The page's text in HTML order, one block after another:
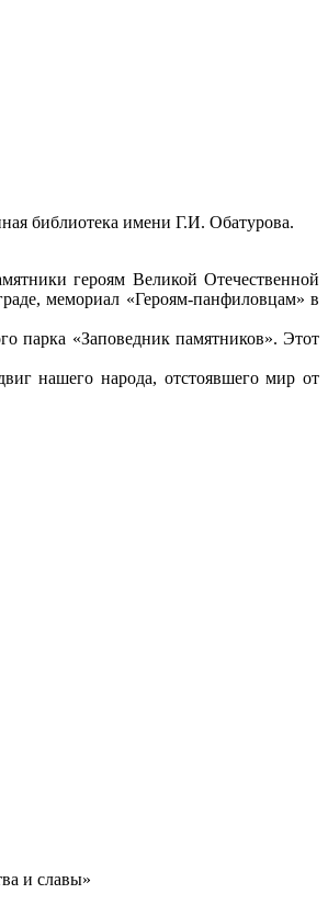
библиотека имени Г.И. Обатурова.
героям Великой Отечественной
мемориал «Героям-панфиловцам» в
парка «Заповедник памятников». Этот
нашего народа, отстоявшего мир от
и славы»